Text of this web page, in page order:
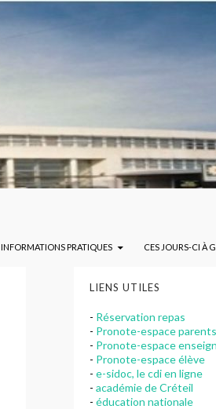
INFORMATIONS PRATIQUES CES JOURS-CI À
LIENS UTILES
- Réservation repas
- Pronote-espace parents
- Pronote-espace
- Pronote-espace élève
- e-sidoc, le cdi en ligne
- académie de Créteil
- éducation nationale